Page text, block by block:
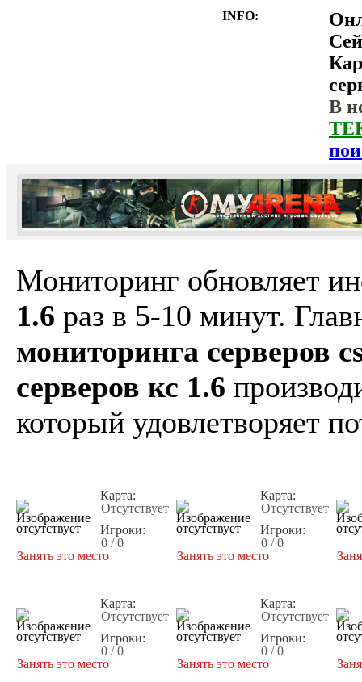
INFO:
В
Мониторинг обновляет
1.6 раз в 5-10 минут.
мониторинга серверов
серверов кс 1.6
который удовлетворяет
Карта:
Отсутствует
Игроки:
0 / 0
Занять это место
Карта:
Отсутствует
Игроки:
0 / 0
Занять это место
Карта:
Отсутствует
Игроки:
0 / 0
Занять это место
Карта:
Отсутствует
Игроки:
0 / 0
Занять это место